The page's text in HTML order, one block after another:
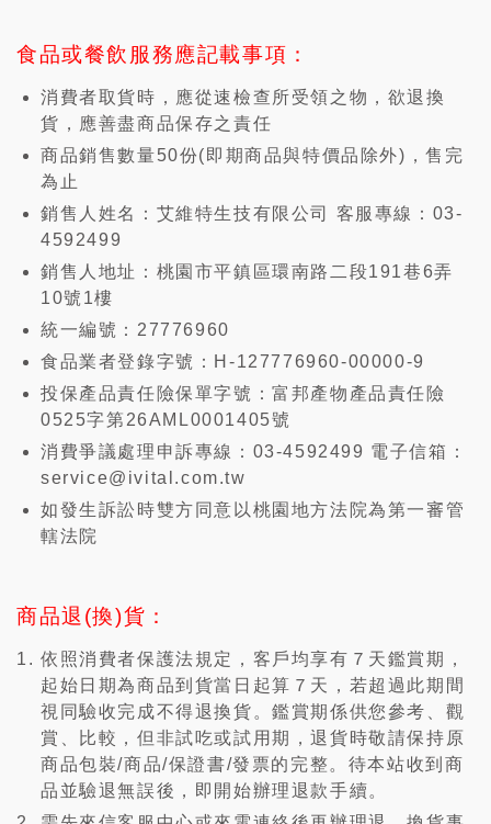
食品或餐飲服務應記載事項：
消費者取貨時，應從速檢查所受領之物，欲退換
貨，應善盡商品保存之責任
商品銷售數量50份(即期商品與特價品除外)，售完
為止
銷售人姓名：艾維特生技有限公司 客服專線：03-
4592499
銷售人地址：桃園市平鎮區環南路二段191巷6弄
10號1樓
統一編號：27776960
食品業者登錄字號：H-127776960-00000-9
投保產品責任險保單字號：富邦產物產品責任險
0525字第26AML0001405號
消費爭議處理申訴專線：03-4592499 電子信箱：
service@ivital.com.tw
如發生訴訟時雙方同意以桃園地方法院為第一審管
轄法院
商品退(換)貨：
依照消費者保護法規定，客戶均享有７天鑑賞期，
起始日期為商品到貨當日起算７天，若超過此期間
視同驗收完成不得退換貨。鑑賞期係供您參考、觀
賞、比較，但非試吃或試用期，退貨時敬請保持原
商品包裝/商品/保證書/發票的完整。待本站收到商
品並驗退無誤後，即開始辦理退款手續。